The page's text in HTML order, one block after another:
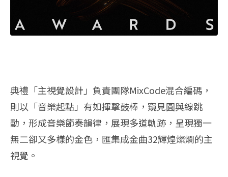
典禮「主視覺設計」負責團隊MixCode混合編碼，
則以「音樂起點」有如揮擊鼓棒，窺見圓與線跳
動，形成音樂節奏韻律，展現多道軌跡，呈現獨一
無二卻又多樣的金色，匯集成金曲32輝煌燦爛的主
視覺。